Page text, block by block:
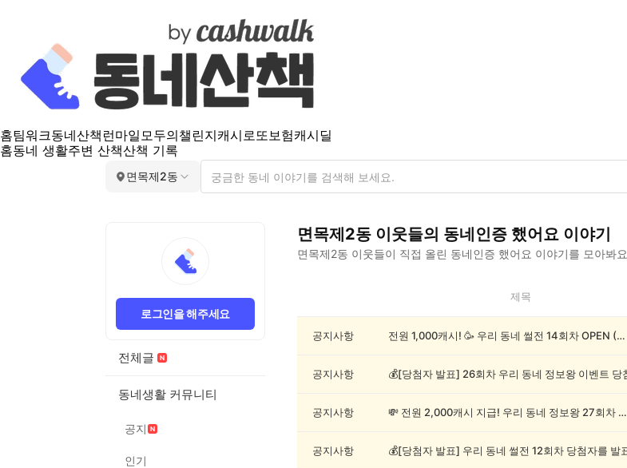
홈팀워크동네산책 런마일모두의챌린지캐시로또보험캐시딜
홈동네 생활주변 산책산책 기록
면목제2동
로그인을 해주세요
전체글
동네생활 커뮤니티
공지
인기
면목제2동 이웃들의 동네인증 했어요 이야기
면목제2동 이웃들이 직접 올린 동네인증 했어요 이야기를 모아봐요
제
제목
공지사항 전원 1,000캐시! 🥳 우리 동네 썰전 14회차 OPEN (~8/17)
공지사항
공지사항 💸 전원 2,000캐시 지급! 우리 동네 정보왕 27회차 (~8/10)
공지사항